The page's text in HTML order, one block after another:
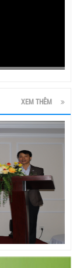
XEM THÊM